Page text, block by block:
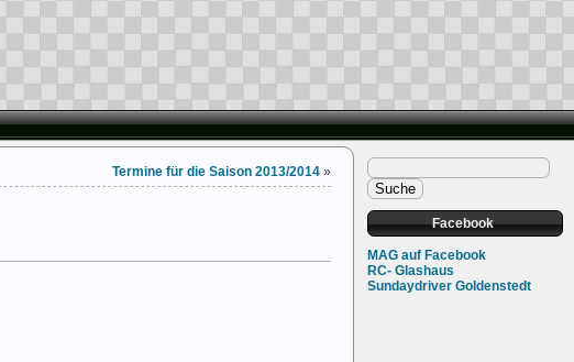
Facebook
MAG auf Facebook
RC- Glashaus
Sundaydriver Goldenstedt
Termine für die Saison 2013/2014 »